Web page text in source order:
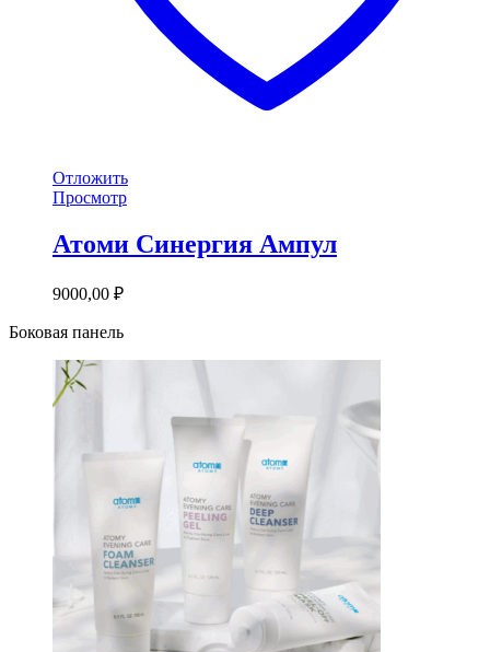
Отложить
Просмотр
Атоми Синергия Ампул
9000,00 ₽
Боковая панель